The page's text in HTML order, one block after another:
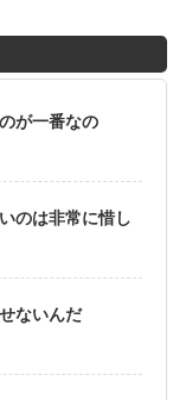
が一番なの
のは非常に惜し
ないんだ